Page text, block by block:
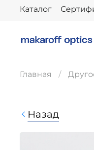
Каталог
Главная
Назад